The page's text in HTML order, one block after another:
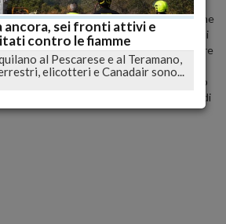
spesso il tutto esaurito, segno che
che preferisce rilassarsi lontano dai
dei più piccoli. Ma Barbara Casillo, direttore
avverte: "Non è possibile vietare
la legge. Un albergatore è tenuto
se non ha con sé un documento di
ancora, sei fronti attivi e
contro le fiamme
al Pescarese e al Teramano,
elicotteri e Canadair sono...